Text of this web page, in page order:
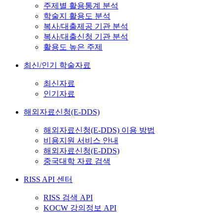
주제별 활용통계 분석
학술지 활용도 분석
복사/대출제공 기관 분석
복사/대출신청 기관 분석
활용도 높은 주제
최신/인기 학술자료
최신자료
인기자료
해외자료신청(E-DDS)
해외자료신청(E-DDS) 이용 방법
비용지원 서비스 안내
해외자료신청(E-DDS)
중국대학 자료 검색
RISS API 센터
RISS 검색 API
KOCW 강의정보 API